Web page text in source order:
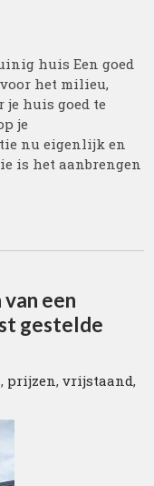
huis Een goed
het milieu,
je huis goed te
je
nu eigenlijk en
is het aanbrengen
een
gestelde
, prijzen,vrijstaand,